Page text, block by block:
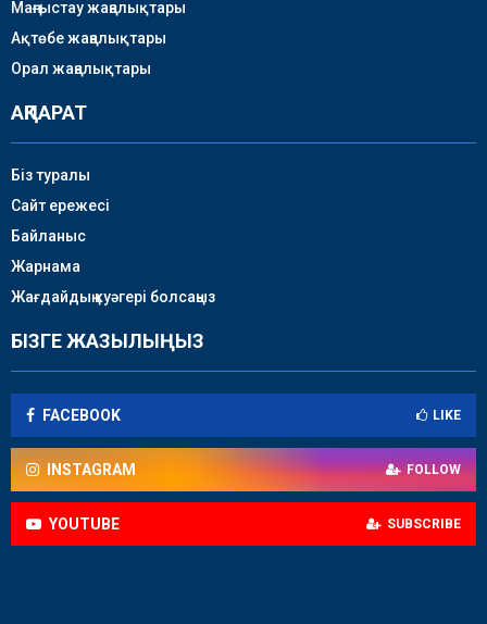
Маңғыстау жаңалықтары
Ақтөбе жаңалықтары
Орал жаңалықтары
АҚПАРАТ
Біз туралы
Сайт ережесі
Байланыс
Жарнама
Жағдайдың куәгері болсаңыз
БІЗГЕ ЖАЗЫЛЫҢЫЗ
FACEBOOK LIKE
INSTAGRAM FOLLOW
YOUTUBE SUBSCRIBE